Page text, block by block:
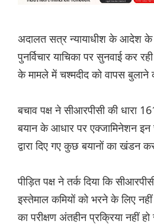
अदालत सत्र न्यायाधीश के आदेश के
पुनर्विचार याचिका पर सुनवाई कर
के मामले में चश्मदीद को वापस बुलाने
बचाव पक्ष ने सीआरपीसी की धारा
बयान के आधार पर एक्जामिनेशन इन
द्वारा दिए गए कुछ बयानों का खंडन
पीड़ित पक्ष ने तर्क दिया कि
इस्तेमाल कमियों को भरने के लिए
का परीक्षण अंतहीन प्रक्रिया नहीं